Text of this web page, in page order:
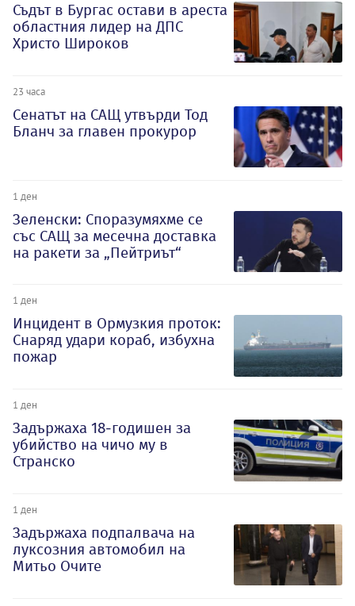
Съдът в Бургас остави в ареста
областния лидер на ДПС
Христо Широков
23 часа
Сенатът на САЩ утвърди Тод
Бланч за главен прокурор
1 ден
Зеленски: Споразумяхме се
със САЩ за месечна доставка
на ракети за „Пейтриът“
1 ден
Инцидент в Ормузкия проток:
Снаряд удари кораб, избухна
пожар
1 ден
Задържаха 18-годишен за
убийство на чичо му в
Странско
1 ден
Задържаха подпалвача на
луксозния автомобил на
Митьо Очите